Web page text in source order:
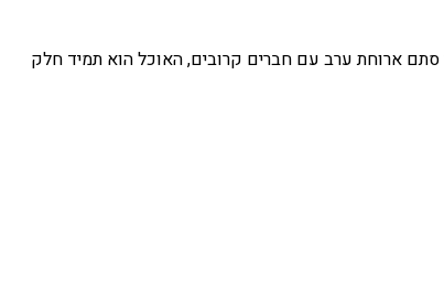
סתם ארוחת ערב עם חברים קרובים, האוכל הוא תמיד חלק